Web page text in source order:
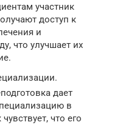
участник
доступ к
и
что улучшает их
дает
в
что его